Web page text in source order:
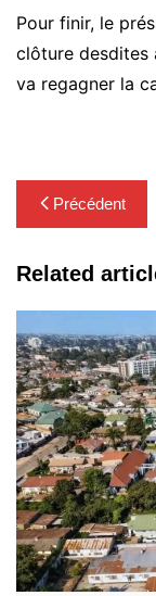
Pour finir, le
clôture desdites
va regagner la
Navigation
de
l’article
Précédent
Related